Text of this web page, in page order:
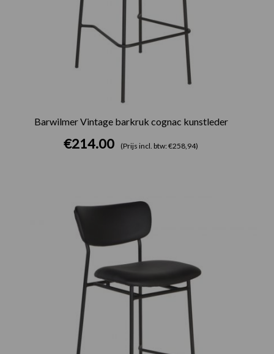
Barwilmer Vintage barkruk cognac kunstleder
€214.00 (Prijs incl. btw: €258,94)